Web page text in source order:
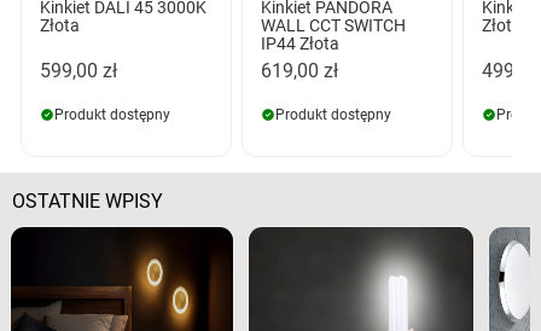
Kinkiet DALI 45 3000K
Złota
599,00 zł
Produkt dostępny
Kinkiet PANDORA
WALL CCT SWITCH
IP44 Złota
619,00 zł
Produkt dostępny
Kinkiet
Złota
499,00
OSTATNIE WPISY